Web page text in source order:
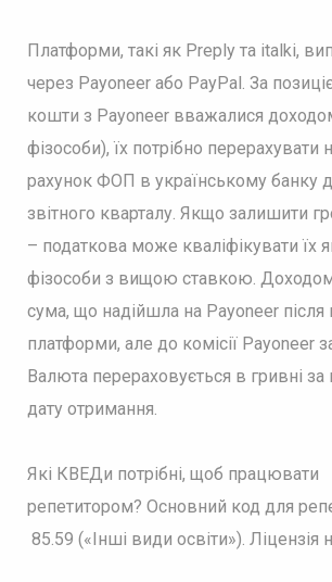
Платформи, такі як Preply та italki,
через Payoneer або PayPal. За
кошти з Payoneer вважалися
фізособи), їх потрібно перерахувати
рахунок ФОП в українському банку
звітного кварталу. Якщо залишити
– податкова може кваліфікувати їх
фізособи з вищою ставкою.
сума, що надійшла на Payoneer після
платформи, але до комісії Payoneer
Валюта перераховується в гривні
дату отримання.
Які КВЕДи потрібні, щоб працювати
репетитором? Основний код для
85.59 («Інші види освіти»). Ліцензія